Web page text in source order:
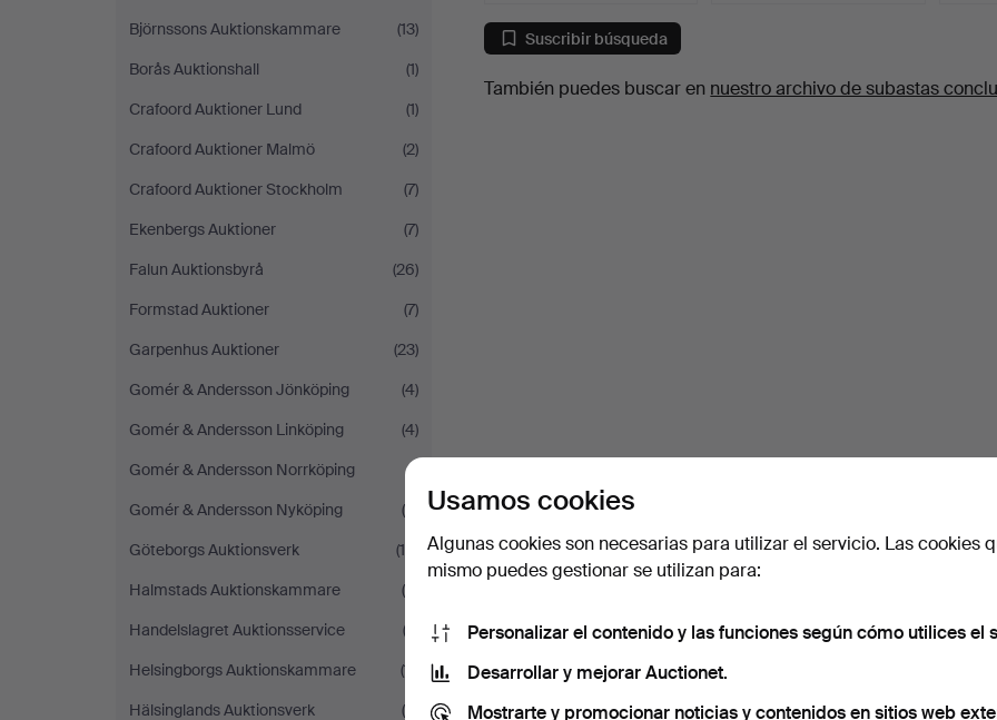
Björnssons Auktionskammare
(13)
Borås Auktionshall
(1)
Crafoord Auktioner Lund
(1)
Crafoord Auktioner Malmö
(2)
Crafoord Auktioner Stockholm
(7)
Ekenbergs Auktioner
(7)
Falun Auktionsbyrå
(26)
Formstad Auktioner
(7)
Garpenhus Auktioner
(23)
Gomér & Andersson Jönköping
(4)
Gomér & Andersson Linköping
(4)
Gomér & Andersson Norrköping
(1)
Gomér & Andersson Nyköping
(6)
Göteborgs Auktionsverk
(10)
Halmstads Auktionskammare
(9)
Handelslagret Auktionsservice
(3)
Helsingborgs Auktionskammare
(11)
Hälsinglands Auktionsverk
(6)
Suscribir búsqueda
También puedes buscar en nuestro archivo de subastas
Usamos cookies
Algunas cookies son necesarias para utilizar el servicio. Las cookies
mismo puedes gestionar se utilizan para:
Personalizar el contenido y las funciones según cómo utilices el
Desarrollar y mejorar Auctionet.
Mostrarte y promocionar noticias y contenidos en sitios web